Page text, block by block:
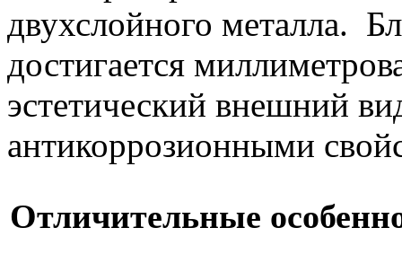
двухслойного металла.
достигается
эстетический внешний
антикоррозионными
Отличительные